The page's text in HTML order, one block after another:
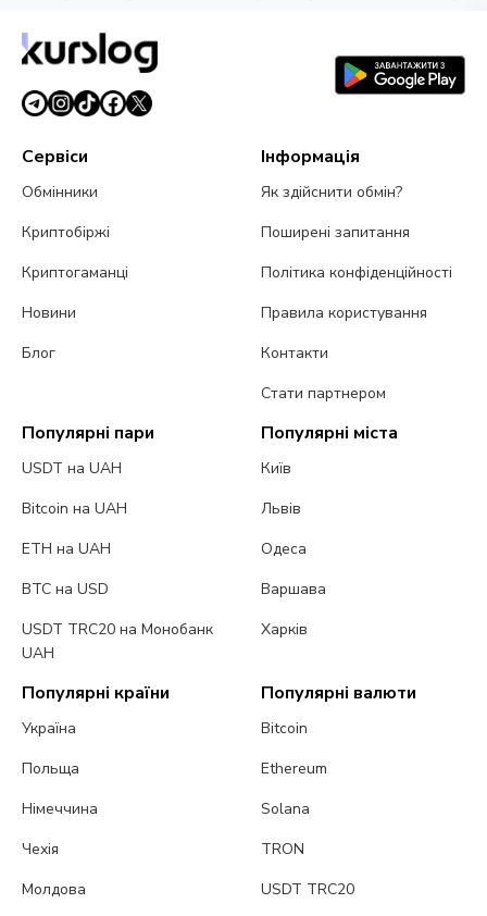
Сервіси
Обмінники
Криптобіржі
Криптогаманці
Новини
Блог
Інформація
Як здійснити обмін?
Поширені запитання
Політика конфіденційності
Правила користування
Контакти
Стати партнером
Популярні пари
USDT на UAH
Bitcoin на UAH
ETH на UAH
BTC на USD
USDT TRC20 на Монобанк
UAH
Популярні міста
Київ
Львів
Одеса
Варшава
Харків
Популярні країни
Україна
Польща
Німеччина
Чехія
Молдова
Популярні валюти
Bitcoin
Ethereum
Solana
TRON
USDT TRC20